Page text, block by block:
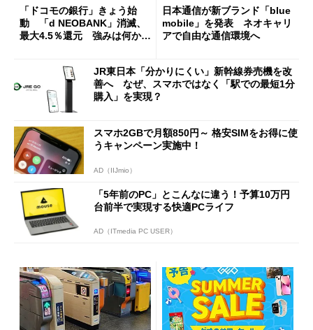
「ドコモの銀行」きょう始
動 「d NEOBANK」消滅、
最大4.5％還元 強みは何か解
日本通信が新ブランド「blue
mobile」を発表 ネオキャリ
アで自由な通信環境へ
JR東日本「分かりにくい」新幹線券売機を改
善へ なぜ、スマホではなく「駅での最短1分
購入」を実現？
スマホ2GBで月額850円～ 格安SIMをお得に使
うキャンペーン実施中！
AD（IIJmio）
「5年前のPC」とこんなに違う！予算10万円
台前半で実現する快適PCライフ
AD（ITmedia PC USER）